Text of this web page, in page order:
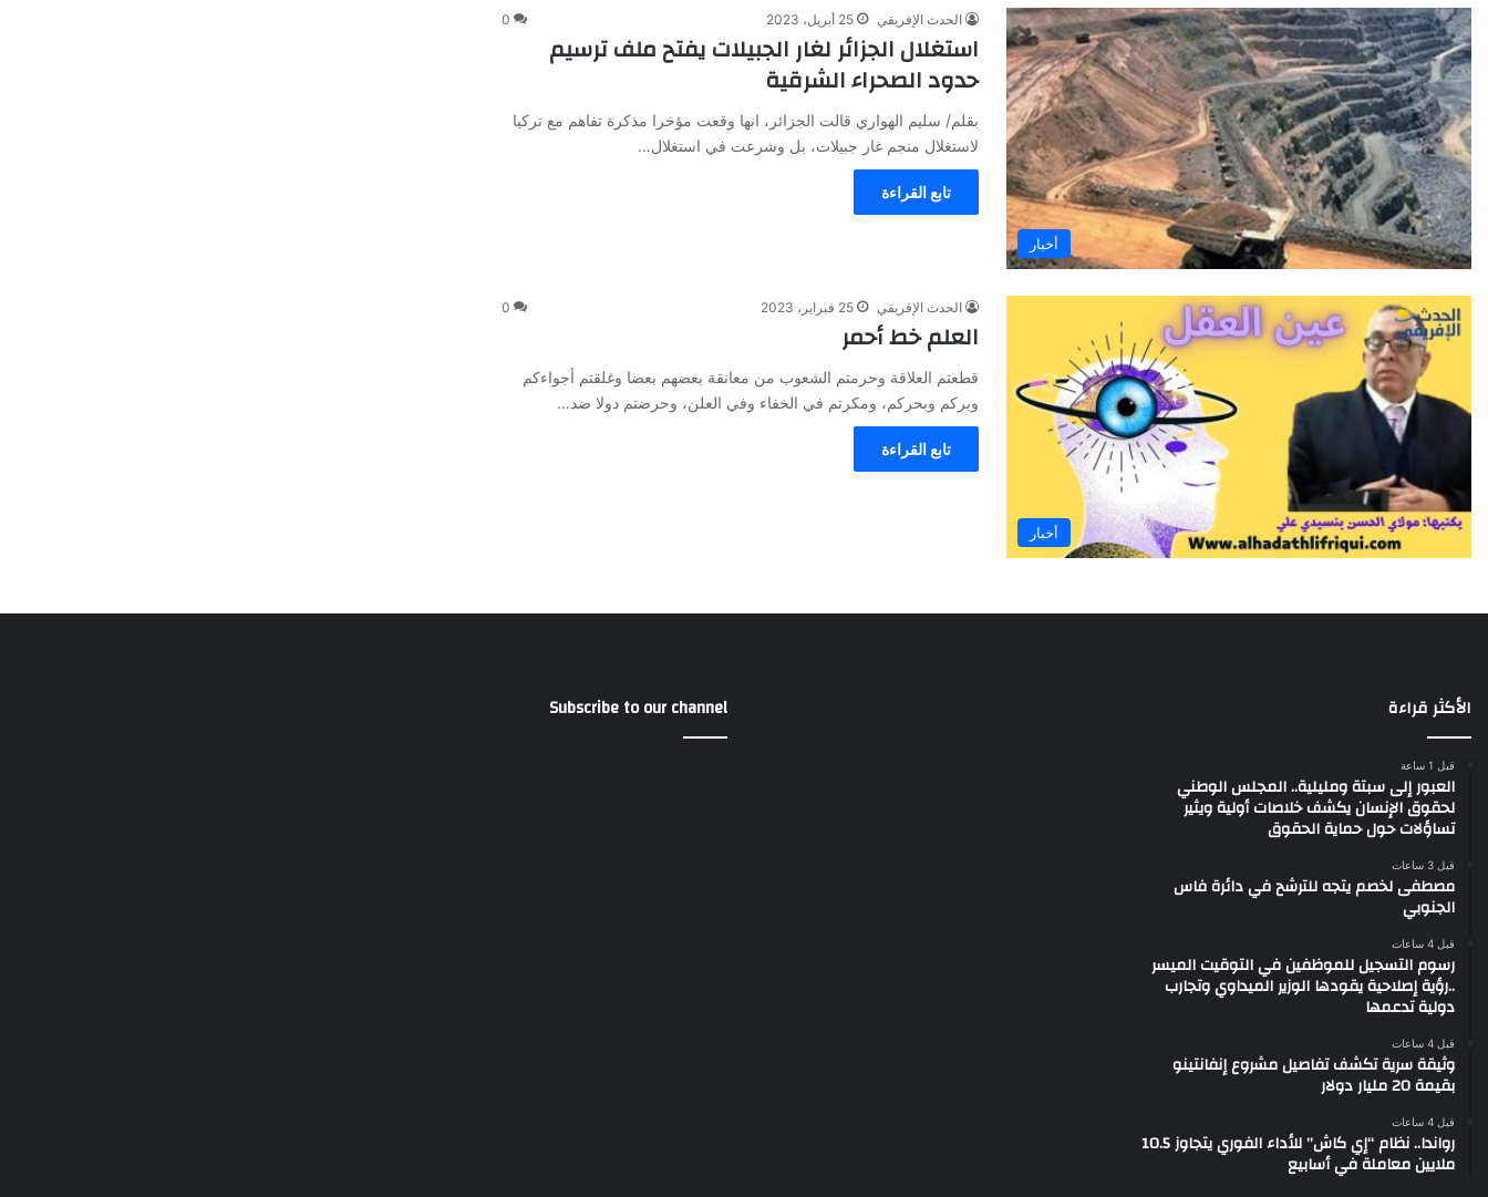
أخبار
الحدث الإفريقي 25 أبريل، 2023 0
استغلال الجزائر لغار الجبيلات يفتح ملف ترسيم
حدود الصحراء الشرقية
بقلم/ سليم الهواري قالت الجزائر، انها وقعت مؤخرا مذكرة تفاهم مع تركيا
لاستغلال منجم غار جبيلات، بل وشرعت في استغلال…
تابع القراءة
أخبار
الحدث الإفريقي 25 فبراير، 2023 0
العلم خط أحمر
قطعتم العلاقة وحرمتم الشعوب من معانقة بعضهم بعضا وغلقتم أجواءكم
وبركم وبحركم، ومكرتم في الخفاء وفي العلن، وحرضتم دولا ضد…
تابع القراءة
الأكثر قراءة
قبل 1 ساعة
العبور إلى سبتة ومليلية.. المجلس الوطني
لحقوق الإنسان يكشف خلاصات أولية ويثير
تساؤلات حول حماية الحقوق
قبل 3 ساعات
مصطفى لخصم يتجه للترشح في دائرة فاس
الجنوبي
قبل 4 ساعات
رسوم التسجيل للموظفين في التوقيت الميسر
..رؤية إصلاحية يقودها الوزير الميداوي وتجارب
دولية تدعمها
قبل 4 ساعات
وثيقة سرية تكشف تفاصيل مشروع إنفانتينو
بقيمة 20 مليار دولار
قبل 4 ساعات
رواندا.. نظام “إي كاش” للأداء الفوري يتجاوز 10.5
ملايين معاملة في أسابيع
Subscribe to our channel